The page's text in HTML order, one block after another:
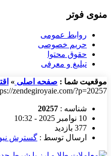
منوی فوتر
روابط عمومی
حریم خصوصی
حقوق محتوا
تبلیغ و معرفی
موقعیت شما : صفحه اصلی »
zendegiroyaie.com/?p=20257
شناسه : 20257
10 نوامبر 2025 - 10:32
377 بازدید
ارسال توسط : گسترش